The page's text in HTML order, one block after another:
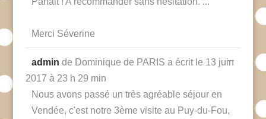
Merci Séverine
admin de Dominique de PARIS a écrit le 13 juin
2017 à 23 h 29 min
Nous avons passé un très agréable séjour en
Vendée, c'est notre 3ème visite au Puy-du-Fou,
... Ouvrir/